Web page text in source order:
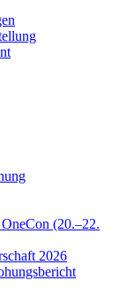
(20.–22.
2026